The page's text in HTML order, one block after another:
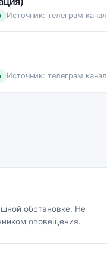
Источник: телеграм канал
Источник: телеграм канал
обстановке. Не
оповещения.